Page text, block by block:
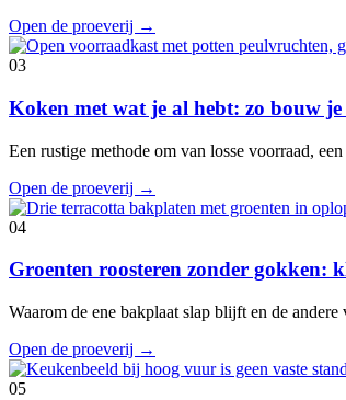
Open de proeverij →
03
Koken met wat je al hebt: zo bouw
Een rustige methode om van losse voorraad,
Open de proeverij →
04
Groenten roosteren zonder gokken:
Waarom de ene bakplaat slap blijft en de
Open de proeverij →
05